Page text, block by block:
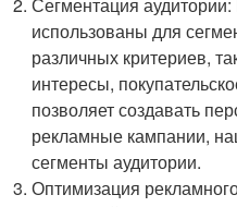
использованы для
различных критериев,
интересы,
позволяет создавать
рекламные кампании,
сегменты аудитории.
Оптимизация